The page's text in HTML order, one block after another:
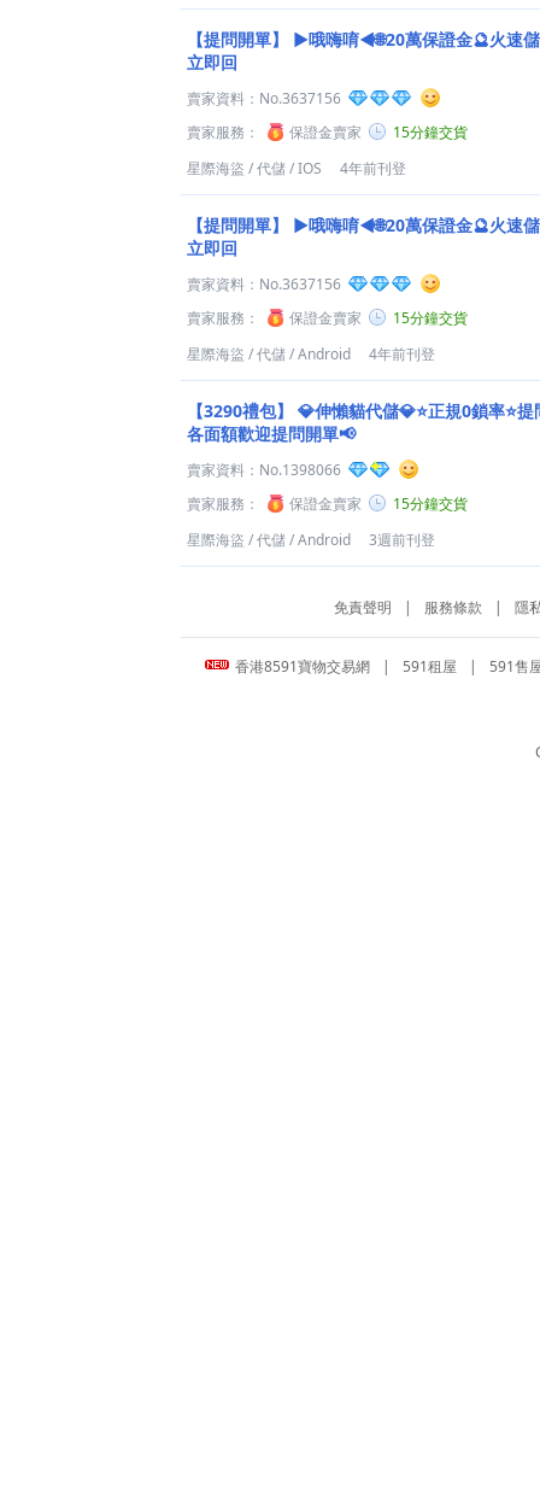
【提問開單】
►哦嗨唷◄🌐20萬保證金🔮火速
立即回
賣家資料： No.3637156
賣家服務：
保證金賣家
15分鐘交貨
星際海盜 /代儲/IOS 4年前刊登
【提問開單】
►哦嗨唷◄🌐20萬保證金🔮火速
立即回
賣家資料： No.3637156
賣家服務：
保證金賣家
15分鐘交貨
星際海盜 /代儲/Android 4年前刊登
【3290禮包】
💎伸懶貓代儲💎⭐正規0鎖率⭐
各面額歡迎提問開單📢
賣家資料： No.1398066
賣家服務：
保證金賣家
15分鐘交貨
星際海盜 /代儲/Android 3週前刊登
免責聲明 | 服務條款 | 隱
香港8591寶物交易網 | 591租屋 | 591售